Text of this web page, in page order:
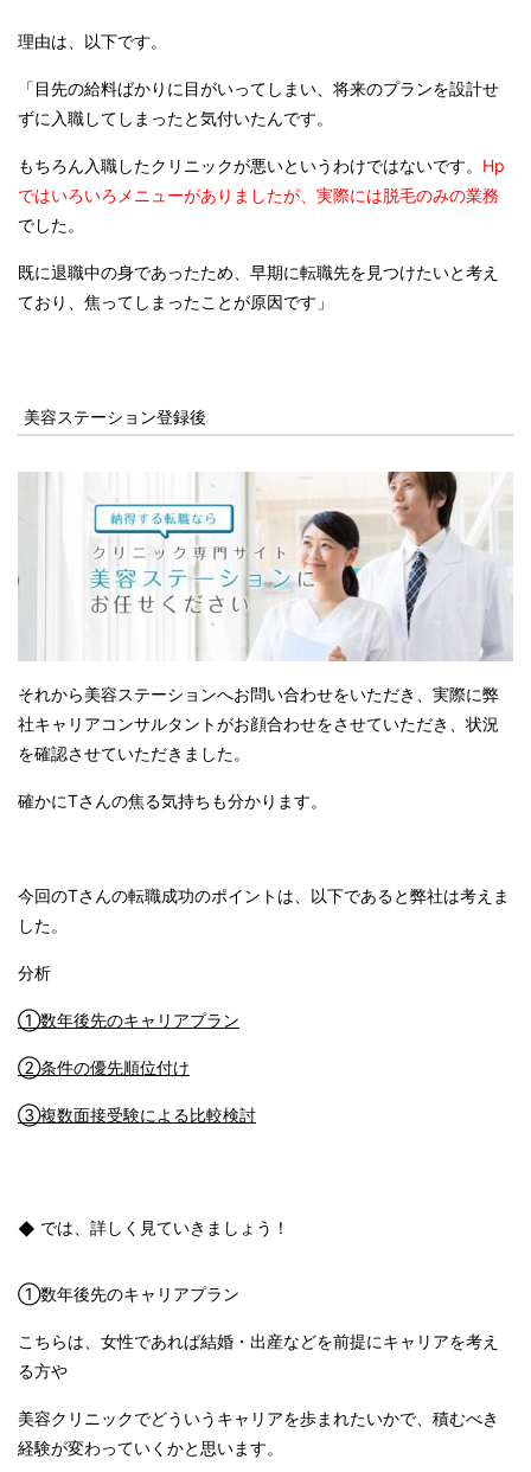
理由は、以下です。
「目先の給料ばかりに目がいってしまい、将来のプランを設計せ
ずに入職してしまったと気付いたんです。
もちろん入職したクリニックが悪いというわけではないです。 Hp
ではいろいろメニューがありましたが、実際には脱毛のみの業務
でした。
既に退職中の身であったため、早期に転職先を見つけたいと考え
ており、焦ってしまったことが原因です」
美容ステーション登録後
それから美容ステーションへお問い合わせをいただき、実際に弊
社キャリアコンサルタントがお顔合わせをさせていただき、状況
を確認させていただきました。
確かにTさんの焦る気持ちも分かります。
今回のTさんの転職成功のポイントは、以下であると弊社は考えま
した。
分析
①数年後先のキャリアプラン
②条件の優先順位付け
③複数面接受験による比較検討
では、詳しく見ていきましょう！
①数年後先のキャリアプラン
こちらは、女性であれば結婚・出産などを前提にキャリアを考え
る方や
美容クリニックでどういうキャリアを歩まれたいかで、積むべき
経験が変わっていくかと思います。